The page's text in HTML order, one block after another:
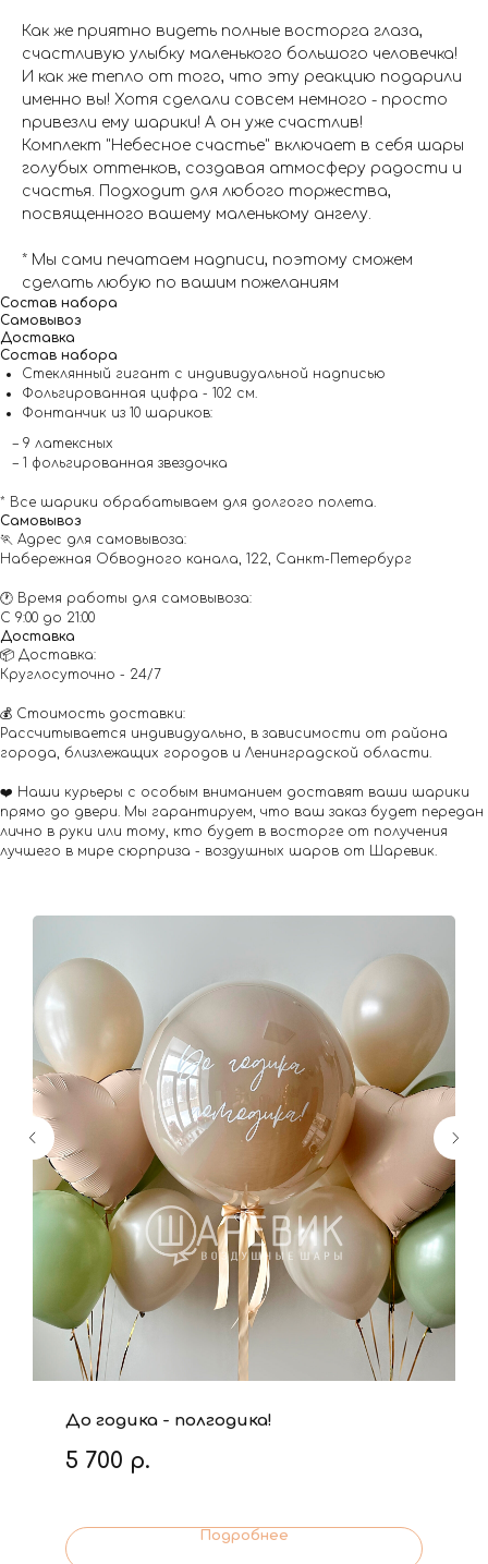
Как же приятно видеть полные восторга глаза,
счастливую улыбку маленького большого человечка!
И как же тепло от того, что эту реакцию подарили
именно вы! Хотя сделали совсем немного - просто
привезли ему шарики! А он уже счастлив!
Комплект "Небесное счастье" включает в себя шары
голубых оттенков, создавая атмосферу радости и
счастья. Подходит для любого торжества,
посвященного вашему маленькому ангелу.
* Мы сами печатаем надписи, поэтому сможем
сделать любую по вашим пожеланиям
Состав набора
Самовывоз
Доставка
Состав набора
Стеклянный гигант с индивидуальной надписью
Фольгированная цифра - 102 см.
Фонтанчик из 10 шариков:
– 9 латексных
– 1 фольгированная звездочка
* Все шарики обрабатываем для долгого полета.
Самовывоз
🏃 Адрес для самовывоза:
Набережная Обводного канала, 122, Санкт-Петербург
🕐 Время работы для самовывоза:
С 9:00 до 21:00
Доставка
📦 Доставка:
Круглосуточно - 24/7
💰 Стоимость доставки:
Рассчитывается индивидуально, в зависимости от района
города, близлежащих городов и Ленинградской области.
❤️ Наши курьеры с особым вниманием доставят ваши шарики
прямо до двери. Мы гарантируем, что ваш заказ будет передан
лично в руки или тому, кто будет в восторге от получения
лучшего в мире сюрприза - воздушных шаров от Шаревик.
До годика - полгодика!
5 700 р.
Подробнее